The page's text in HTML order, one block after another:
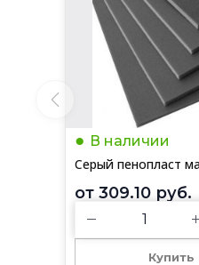
В наличии
Серый пенопласт
309.10 руб.
Купить